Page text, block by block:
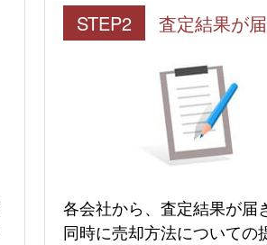
STEP2 査定結果が届
各会社から、査定結果が届
同時に売却方法についての